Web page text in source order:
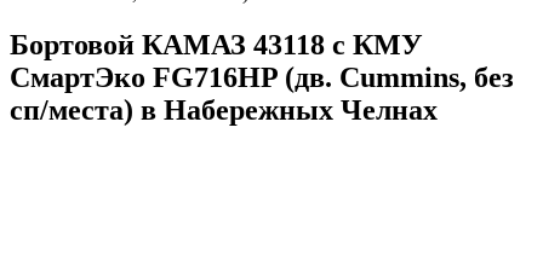
Бортовой КАМАЗ 43118 с КМУ
СмартЭко FG716HP (дв. Cummins, без
сп/места) в Набережных Челнах